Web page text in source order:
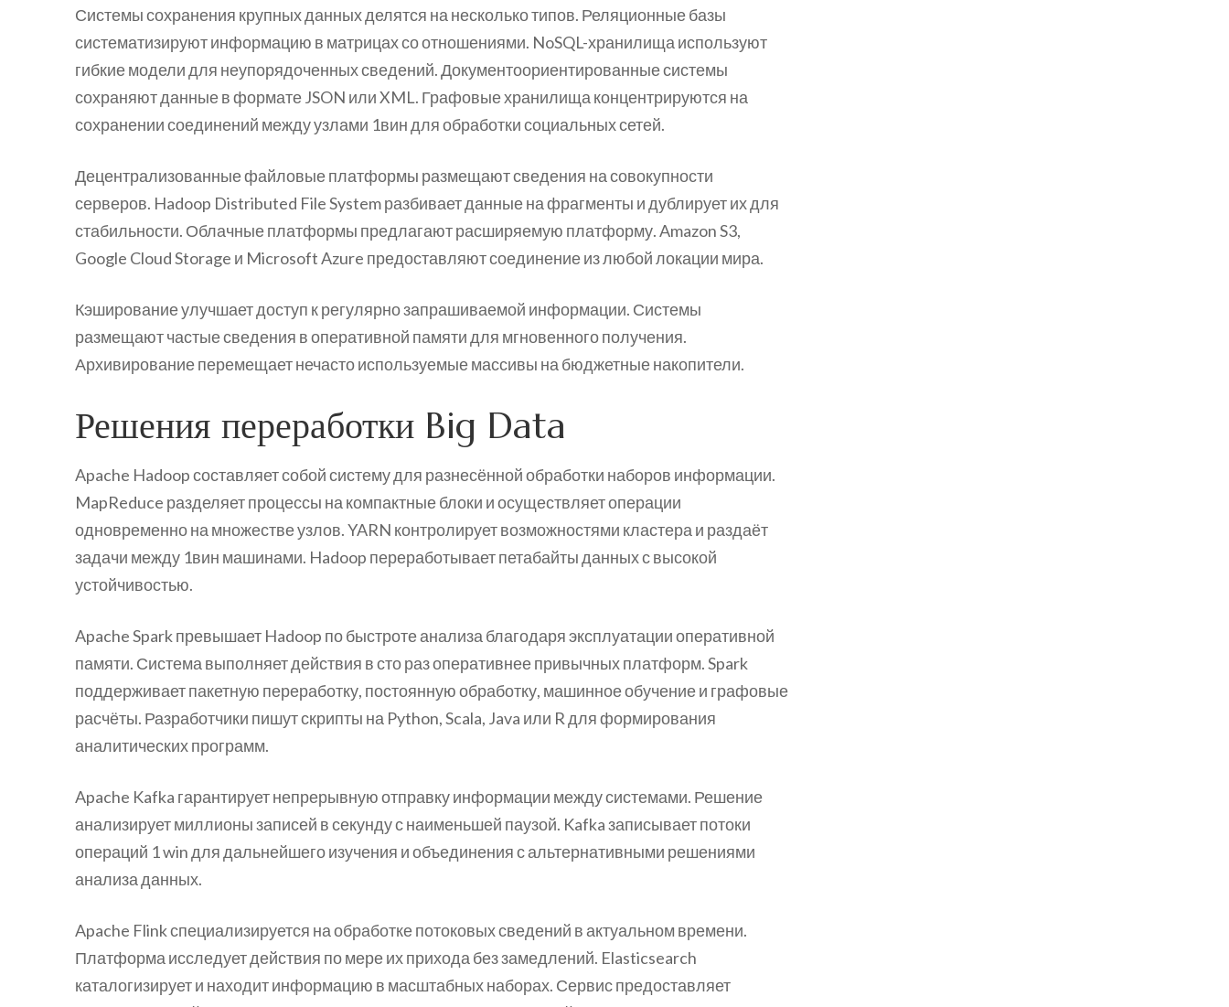
Системы сохранения крупных данных делятся на несколько типов. Реляционные базы
систематизируют информацию в матрицах со отношениями. NoSQL-хранилища используют
гибкие модели для неупорядоченных сведений. Документоориентированные системы
сохраняют данные в формате JSON или XML. Графовые хранилища концентрируются на
сохранении соединений между узлами 1вин для обработки социальных сетей.
Децентрализованные файловые платформы размещают сведения на совокупности
серверов. Hadoop Distributed File System разбивает данные на фрагменты и дублирует их для
стабильности. Облачные платформы предлагают расширяемую платформу. Amazon S3,
Google Cloud Storage и Microsoft Azure предоставляют соединение из любой локации мира.
Кэширование улучшает доступ к регулярно запрашиваемой информации. Системы
размещают частые сведения в оперативной памяти для мгновенного получения.
Архивирование перемещает нечасто используемые массивы на бюджетные накопители.
Решения переработки Big Data
Apache Hadoop составляет собой систему для разнесённой обработки наборов информации.
MapReduce разделяет процессы на компактные блоки и осуществляет операции
одновременно на множестве узлов. YARN контролирует возможностями кластера и раздаёт
задачи между 1вин машинами. Hadoop переработывает петабайты данных с высокой
устойчивостью.
Apache Spark превышает Hadoop по быстроте анализа благодаря эксплуатации оперативной
памяти. Система выполняет действия в сто раз оперативнее привычных платформ. Spark
поддерживает пакетную переработку, постоянную обработку, машинное обучение и графовые
расчёты. Разработчики пишут скрипты на Python, Scala, Java или R для формирования
аналитических программ.
Apache Kafka гарантирует непрерывную отправку информации между системами. Решение
анализирует миллионы записей в секунду с наименьшей паузой. Kafka записывает потоки
операций 1 win для дальнейшего изучения и объединения с альтернативными решениями
анализа данных.
Apache Flink специализируется на обработке потоковых сведений в актуальном времени.
Платформа исследует действия по мере их прихода без замедлений. Elasticsearch
каталогизирует и находит информацию в масштабных наборах. Сервис предоставляет